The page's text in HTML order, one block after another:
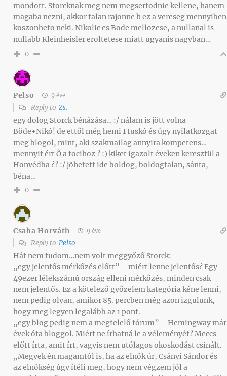
mondott. Storcknak meg nem megsertodnie kellene, hanem
magaba nezni, akkor talan rajonne h ez a vereseg mennyiben
koszonheto neki. Nikolic es Bode mellozese, a nullanal is
nullabb Kleinheisler eroltetese miatt ugyanis nagyban…
0
Pelso 9 éve
Reply to Zs.
egy dolog Storck bénázása… :/ nálam is jött volna
Böde+Nikó! de ettől még hemi 1 tuskó és úgy nyilatkozgat
meg blogol, mint, aki szakmailag annyira kompetens…
mennyit ért Ő a focihoz ? :) kiket igazolt éveken keresztül a
Honvédba ?? :/ jöhetett ide boldog, boldogtalan, sánta,
béna…
0
Csaba Horváth 9 éve
Reply to Pelso
Hát nem tudom…nem volt meggyőző Storck:
„egy jelentős mérkőzés előtt” – miért lenne jelentős? Egy
49ezer lélekszámú ország elleni mérkőzés, minden csak
nem jelentős. Ez a kötelező győzelem kategória kéne lenni,
nem pedig olyan, amikor 85. percben még azon izgulunk,
hogy meg legyen legalább az 1 pont.
„egy blog pedig nem a megfelelő fórum” – Hemingway már
évek óta bloggol. Miért ne írhatná le a véleményét? Meccs
előtt írta, amit írt, vagyis nem utólagos okoskodást csinált.
„Megyek én magamtól is, ha az elnök úr, Csányi Sándor és
az elnökség úgy ítéli meg, hogy nem végzem jól a